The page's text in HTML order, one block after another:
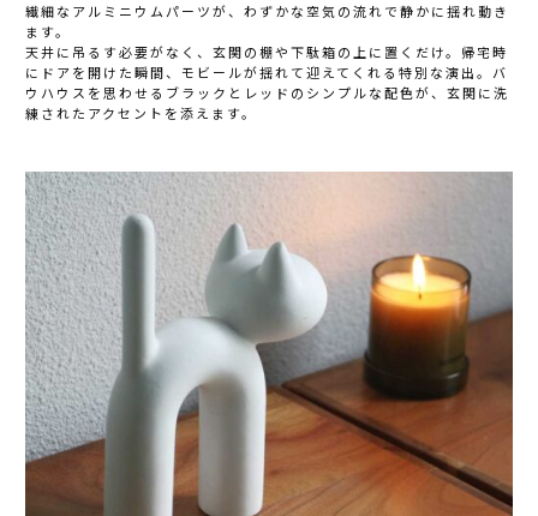
繊細なアルミニウムパーツが、わずかな空気の流れで静かに揺れ動き
ます。
天井に吊るす必要がなく、玄関の棚や下駄箱の上に置くだけ。帰宅時
にドアを開けた瞬間、モビールが揺れて迎えてくれる特別な演出。バ
ウハウスを思わせるブラックとレッドのシンプルな配色が、玄関に洗
練されたアクセントを添えます。